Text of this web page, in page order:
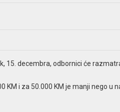
15. decembra, odbornici će
KM i za 50.000 KM je manji nego u